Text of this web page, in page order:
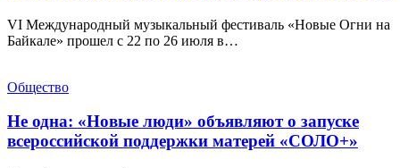
VI Международный музыкальный фестиваль «Новые Огни на
Байкале» прошел с 22 по 26 июля в…
Общество
Не одна: «Новые люди» объявляют о запуске
всероссийской поддержки матерей «СОЛО+»